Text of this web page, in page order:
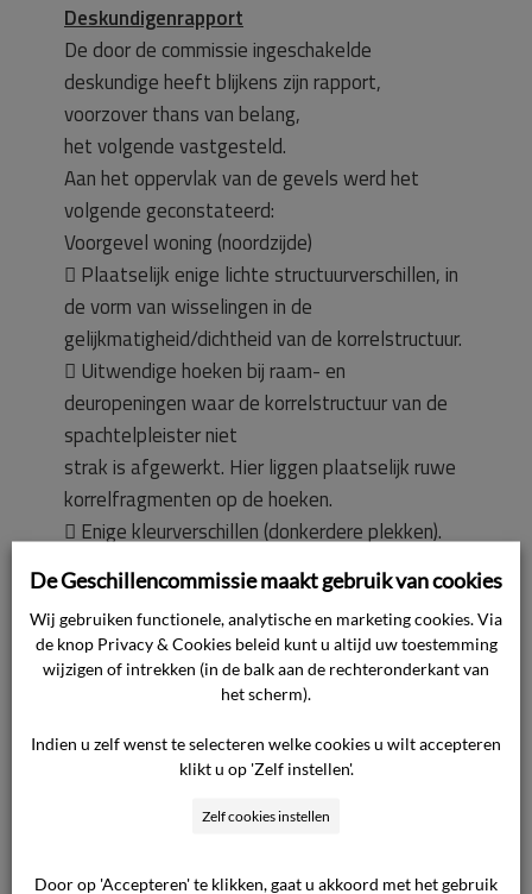
Deskundigenrapport
De door de commissie ingeschakelde
deskundige heeft blijkens zijn rapport,
voorzover thans van belang,
het volgende vastgesteld.
Aan het oppervlak van de gevels werd het
volgende geconstateerd:
Voorgevel woning (noordzijde)
 Plaatselijk enige lichte structuurverschillen, in
de vorm van wisselingen in de
gelijkmatigheid/dichtheid van de korrelstructuur.
 Uitwendige hoeken bij raam- en
deuropeningen waar de korrelstructuur van de
spachtelpleister niet
strak is afgewerkt. Hier liggen plaatselijk ruwe
korrelfragmenten op de hoeken.
 Enige kleurverschillen (donkerdere plekken).
te laat
structureren van een vers/nat spachtelpleister
oppervlak dat reeds in enige mate aan het
name langs randen van profielen en aan de
van hoeken en neggekanten.
plaatse van de voordeur (zowel links als rechts).
De Geschillencommissie maakt gebruik van cookies
Wij gebruiken functionele, analytische en marketing cookies. Via
de knop Privacy & Cookies beleid kunt u altijd uw toestemming
wijzigen of intrekken (in de balk aan de rechteronderkant van
het scherm).
Indien u zelf wenst te selecteren welke cookies u wilt accepteren
klikt u op 'Zelf instellen'.
Zelf cookies instellen
Door op 'Accepteren' te klikken, gaat u akkoord met het gebruik